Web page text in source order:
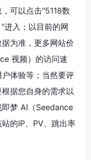
可以点击"5118数
"进入；以目前的网
为准，更多网站价
视频）的访问速
体验等；当然要评
据您自身的需求以
梦 AI（Seedance
的IP、PV、跳出率